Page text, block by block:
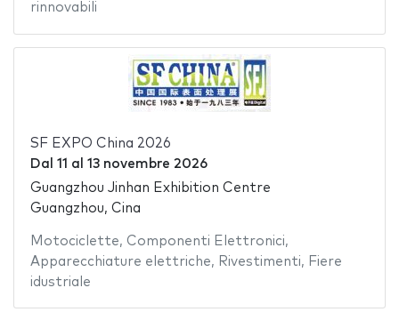
rinnovabili
SF EXPO China 2026
Dal 11 al 13 novembre 2026
Guangzhou Jinhan Exhibition Centre
Guangzhou, Cina
Motociclette, Componenti Elettronici,
Apparecchiature elettriche, Rivestimenti, Fiere
idustriale